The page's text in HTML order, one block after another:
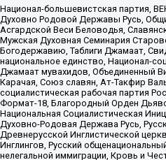
Национал-большевистская партия,
Духовно Родовой Державы Русь,
Асгардской Веси Беловодья,
Мужская Духовная Семинария
Богодержавию, Таблиги Джамаат,
национальное единство, Национал-
Джамаат мувахидов, Объединенный
Карачая, Союз славян, Ат-Такфир
социалистическая рабочая партия
Формат-18, Благородный Орден
Национальная Социалистическая
Духовно-Родовая Держава Русь,
Древнерусской Инглистической
Инглингов, Русский
нелегальной иммиграции, Кровь и